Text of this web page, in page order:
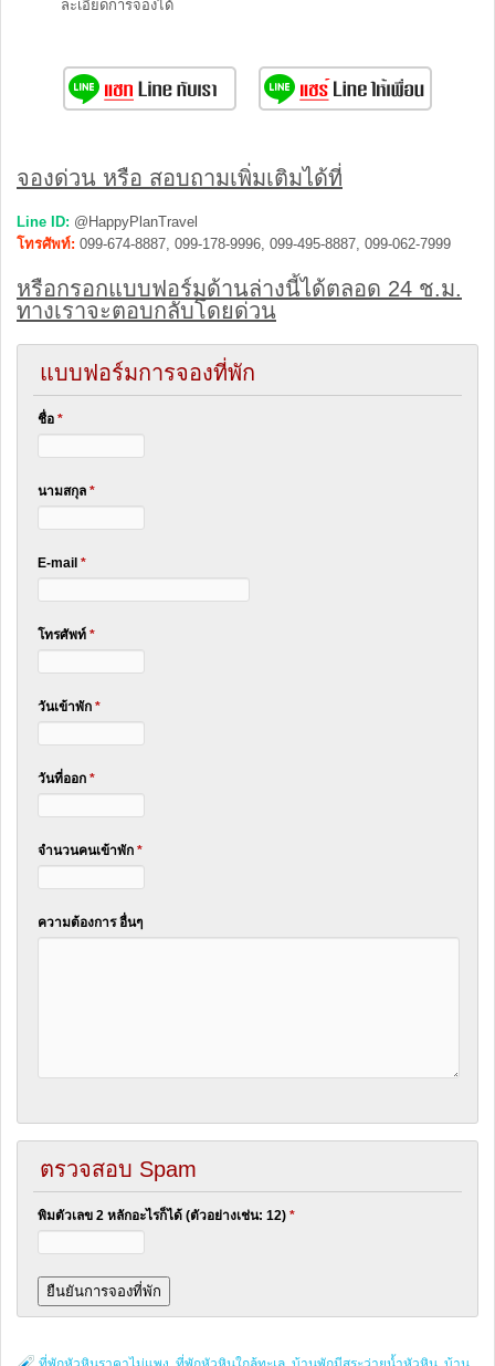
ละเอียดการจองได้
จองด่วน หรือ สอบถามเพิ่มเติมได้ที่
Line ID: @HappyPlanTravel
โทรศัพท์: 099-674-8887, 099-178-9996, 099-495-8887, 099-062-7999
หรือกรอกแบบฟอร์มด้านล่างนี้ได้ตลอด 24 ช.ม.
ทางเราจะตอบกลับโดยด่วน
แบบฟอร์มการจองที่พัก
ชื่อ *
นามสกุล *
E-mail *
โทรศัพท์ *
วันเข้าพัก *
วันที่ออก *
จำนวนคนเข้าพัก *
ความต้องการ อื่นๆ
ตรวจสอบ Spam
พิมตัวเลข 2 หลักอะไรก็ได้ (ตัวอย่างเช่น: 12) *